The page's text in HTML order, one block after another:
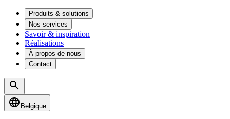
Produits & solutions
Nos services
Savoir & inspiration
Réalisations
À propos de nous
Contact
Belgique